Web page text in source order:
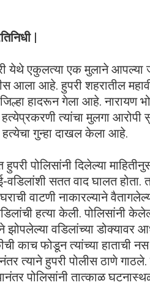
|
येथे एकुलत्या एक मुलाने आपल्या
आला आहे. हुपरी शहरातील
जिल्हा हादरून गेला आहे.
त्यांचा मुलगा
हत्येचा गुन्हा दाखल केला आहे.
हुपरी पोलिसांनी दिलेल्या
सतत वाद घालत होता.
वाटणी नाकारल्याने
हत्या केली. पोलिसांनी
झोपलेल्या वडिलांच्या डोक्यावर
काच फोडून त्यांच्या हाताची
त्याने हुपरी पोलीस ठाणे
पोलिसांनी तात्काळ